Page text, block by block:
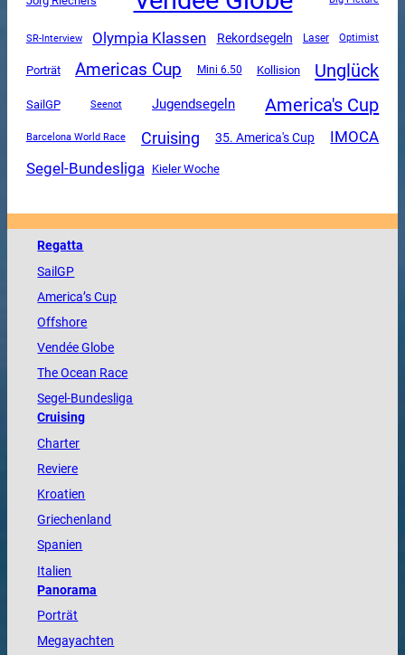
SR-Interview Olympia Klassen Rekordsegeln Laser Optimist
Porträt Americas Cup Mini 6.50 Kollision Unglück
SailGP Seenot Jugendsegeln America's Cup
Barcelona World Race Cruising 35. America's Cup IMOCA
Segel-Bundesliga Kieler Woche
Regatta
SailGP
America’s Cup
Offshore
VendéeGlobe
TheOcean Race
Segel-Bundesliga
Cruising
Charter
Reviere
Kroatien
Griechenland
Spanien
Italien
Panorama
Porträt
Megayachten